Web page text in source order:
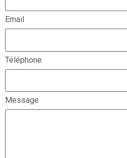
Email
Téléphone
Message